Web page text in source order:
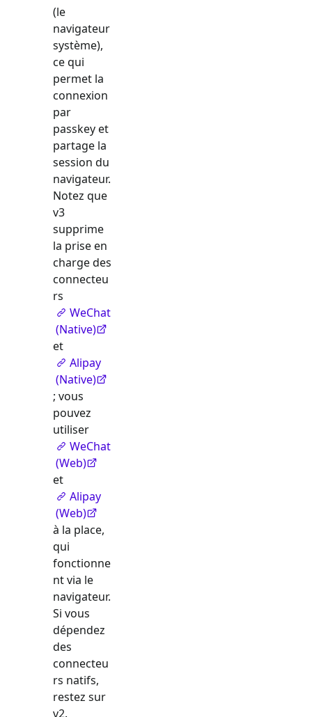
(le
navigateur
système),
ce qui
permet la
connexion
par
passkey et
partage la
session du
navigateur.
Notez que
v3
supprime
la prise en
charge des
connecteu
rs
WeChat
(Native)
et
Alipay
(Native)
; vous
pouvez
utiliser
WeChat
(Web)
et
Alipay
(Web)
à la place,
qui
fonctionne
nt via le
navigateur.
Si vous
dépendez
des
connecteu
rs natifs,
restez sur
v2.